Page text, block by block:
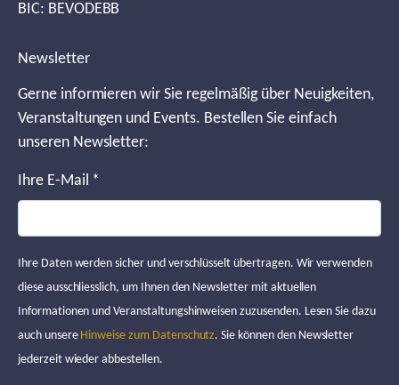
BIC: BEVODEBB
Newsletter
Gerne informieren wir Sie regelmäßig über Neuigkeiten,
Veranstaltungen und Events. Bestellen Sie einfach
unseren Newsletter:
Ihre E-Mail *
Ihre Daten werden sicher und verschlüsselt übertragen. Wir verwenden
diese ausschliesslich, um Ihnen den Newsletter mit aktuellen
Informationen und Veranstaltungshinweisen zuzusenden. Lesen Sie dazu
auch unsere Hinweise zum Datenschutz. Sie können den Newsletter
jederzeit wieder abbestellen.